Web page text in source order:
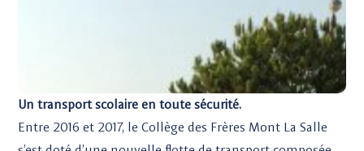
Un transport scolaire en toute sécurité.
Entre 2016 et 2017, le Collège des Frères Mont La Salle